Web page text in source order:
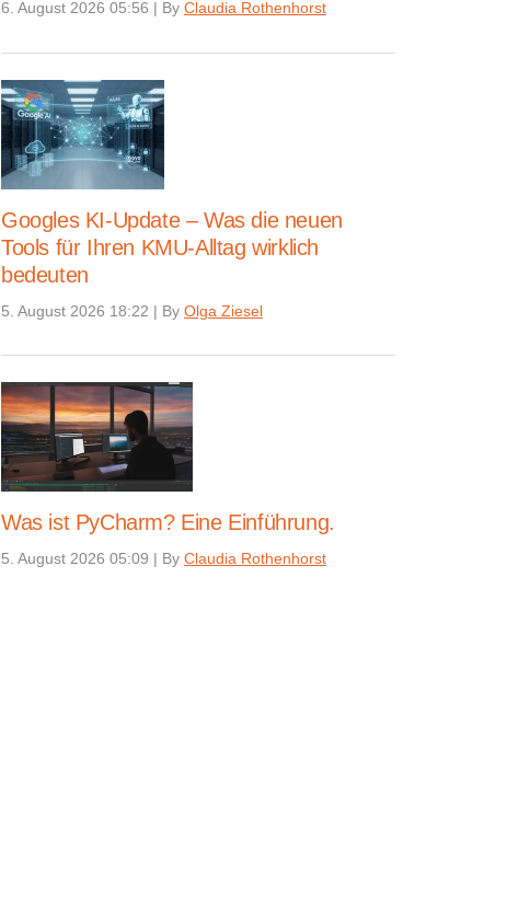
6. August 2026 05:56 | By Claudia Rothenhorst
Googles KI-Update – Was die neuen
Tools für Ihren KMU-Alltag wirklich
bedeuten
5. August 2026 18:22 | By Olga Ziesel
Was ist PyCharm? Eine Einführung.
5. August 2026 05:09 | By Claudia Rothenhorst